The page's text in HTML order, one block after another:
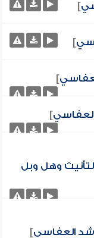
]
]
]
]
وهل وبل
العفاسي]